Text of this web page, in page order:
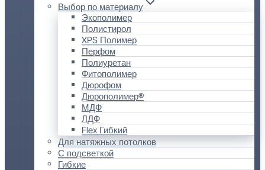
Выбор по материалу
Экополимер
Полистирол
XPS Полимер
Перфом
Полиуретан
Фитополимер
Дюрофом
Дюрополимер®
МДФ
ЛДФ
Flex Гибкий
Для натяжных потолков
С подсветкой
Гибкие